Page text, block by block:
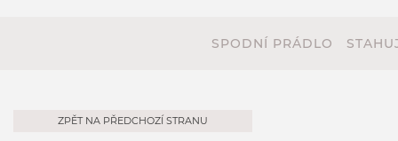
SPODNÍ PRÁDLO
ZPĚT NA PŘEDCHOZÍ STRANU